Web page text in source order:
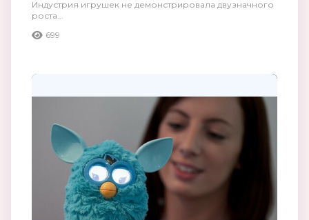
Индустрия игрушек не демонстрировала двузначного
роста...
699